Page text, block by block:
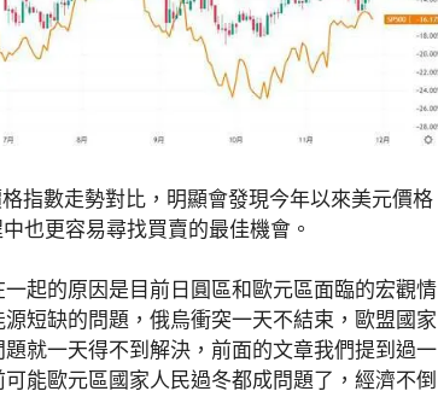
指數走勢對比，明顯會發現今年以來美元價格
也更容易尋找買賣的最佳機會。
起的原因是目前日圓區和歐元區面臨的宏觀情
短缺的問題，俄烏衝突一天不結束，歐盟國家
就一天得不到解決，前面的文章我們提到過一
能歐元區國家人民過冬都成問題了，經濟不倒